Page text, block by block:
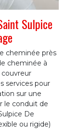
Sulpice
cheminée près
cheminée à
couvreur
services pour
sur une
le conduit de
De
ou rigide)